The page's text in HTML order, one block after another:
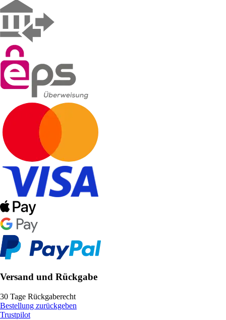
Versand und Rückgabe
30 Tage Rückgaberecht
Bestellung zurückgeben
Trustpilot